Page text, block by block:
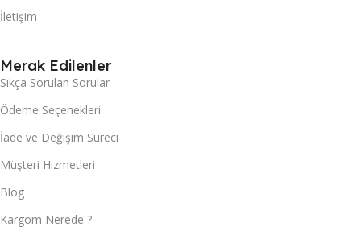
İletişim
Merak Edilenler
Sıkça Sorulan Sorular
Ödeme Seçenekleri
İade ve Değişim Süreci
Müşteri Hizmetleri
Blog
Kargom Nerede ?